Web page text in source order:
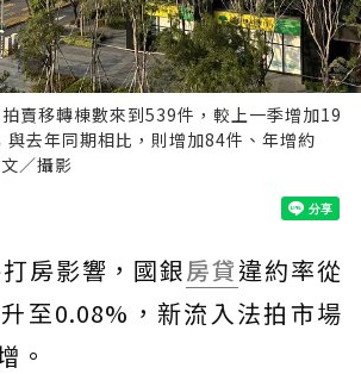
賣移轉棟數來到539件，較上一季增加19
去年同期相比，則增加84件、年增約
／攝影
房影響，國銀房貸違約率從
至0.08%，新流入法拍市場
。